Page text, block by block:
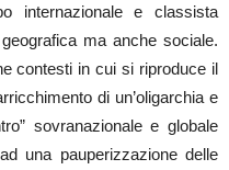
internazionale e classista
ma anche sociale.
contesti in cui si riproduce il
di un’oligarchia e
sovranazionale e globale
una pauperizzazione delle